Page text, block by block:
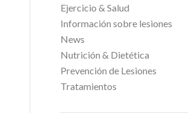
Ejercicio & Salud
Información sobre lesiones
News
Nutrición & Dietética
Prevención de Lesiones
Tratamientos